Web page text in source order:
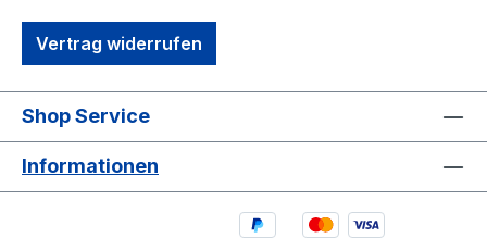
Vertrag widerrufen
Shop Service
Informationen